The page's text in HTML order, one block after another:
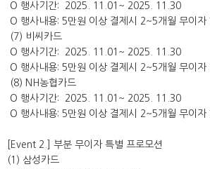
O 행사기간: 2025. 11.01~ 2025. 11.30
O 행사내용: 5만원 이상 결제시 2~5개월 무이자
(7) 비씨카드
O 행사기간: 2025. 11.01~ 2025. 11.30
O 행사내용: 5만원 이상 결제시 2~5개월 무이자
(8) NH농협카드
O 행사기간: 2025. 11.01~ 2025. 11.30
O 행사내용: 5만원 이상 결제시 2~5개월 무이자
[Event 2.] 부분 무이자 특별 프로모션
(1) 삼성카드